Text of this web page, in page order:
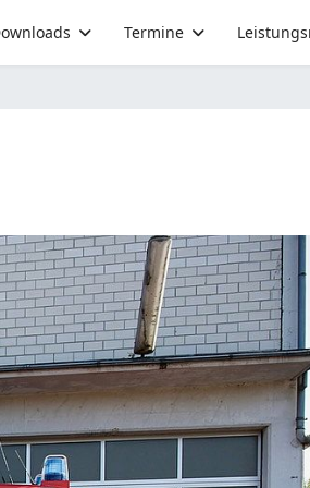
Termine